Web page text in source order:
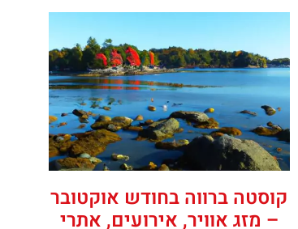
קוסטה ברווה בחודש אוקטובר
– מזג אוויר, אירועים, אתרי